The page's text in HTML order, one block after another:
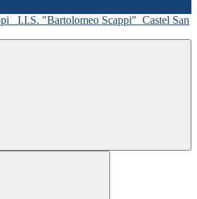
I.I.S. "Bartolomeo Scappi" Castel San